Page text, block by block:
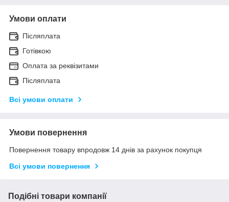
Умови оплати
Післяплата
Готівкою
Оплата за реквізитами
Післяплата
Всі умови оплати
Умови повернення
Повернення товару впродовж 14 днів за рахунок покупця
Всі умови повернення
Подібні товари компанії